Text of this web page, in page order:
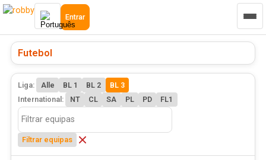
Entrar
Futebol
Liga: Alle BL 1 BL 2
BL 3
International:
NT CL SA PL PD FL1
Filtrar equipas